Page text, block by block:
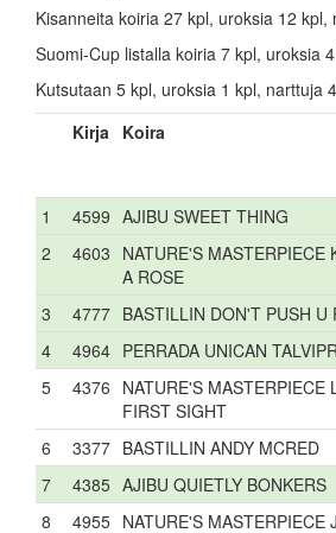
Kisanneita koiria 27 kpl, uroksia 12 kpl,
Suomi-Cup listalla koiria 7 kpl, uroksia
Kutsutaan 5 kpl, uroksia 1 kpl, narttuja
Kirja Koira
1
4599 AJIBU SWEET THING
2
4603 NATURE'S MASTERPIECE
A ROSE
3 4777 BASTILLIN DON'T PUSH U
4
4964 PERRADA UNICAN
5
4376 NATURE'S MASTERPIECE
FIRST SIGHT
6 3377 BASTILLIN ANDY MCRED
7
4385 AJIBU QUIETLY BONKERS
8
4955 NATURE'S MASTERPIECE